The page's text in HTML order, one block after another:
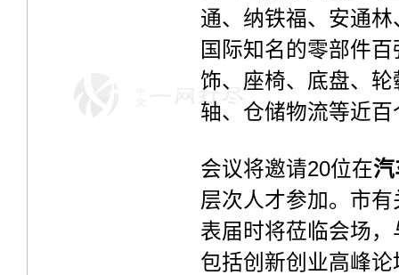
通、纳铁福、安通
国际知名的零部件
饰、座椅、底盘、
轴、仓储物流等近
会议将邀请20位在汽
层次人才参加。市
表届时将莅临会场
包括创新创业高峰